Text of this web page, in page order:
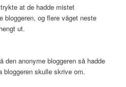
at de hadde mistet
bloggeren, og flere våget neste
ut.
den anonyme bloggeren så hadde
bloggeren skulle skrive om.